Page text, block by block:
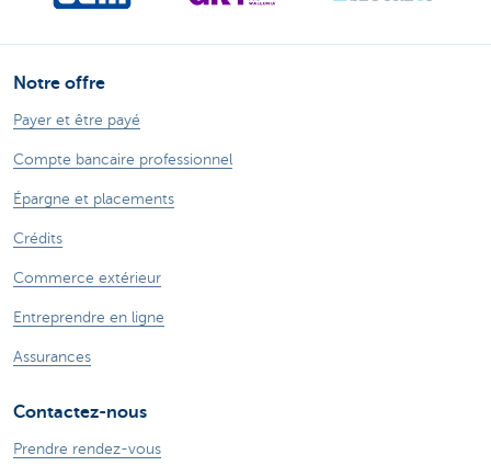
Notre offre
Payer et être payé
Compte bancaire professionnel
Épargne et placements
Crédits
Commerce extérieur
Entreprendre en ligne
Assurances
Contactez-nous
Prendre rendez-vous